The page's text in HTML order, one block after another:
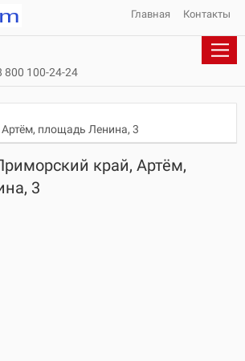
Главная Контакты
800 100-24-24
площадь Ленина, 3
край, Артём,
3